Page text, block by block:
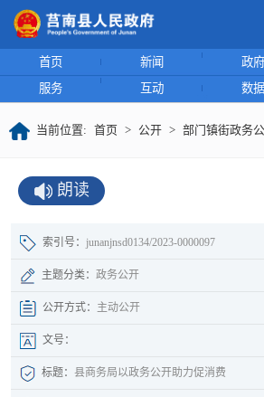
首页 新闻 政府
服务
互动 数据
当前位置: 首页 > 公开 > 部门镇街政务
朗读
索引号： junanjnsd0134/2023-0000097
主题分类： 政务公开
公开方式： 主动公开
文号：
标题： 县商务局以政务公开助力促消费